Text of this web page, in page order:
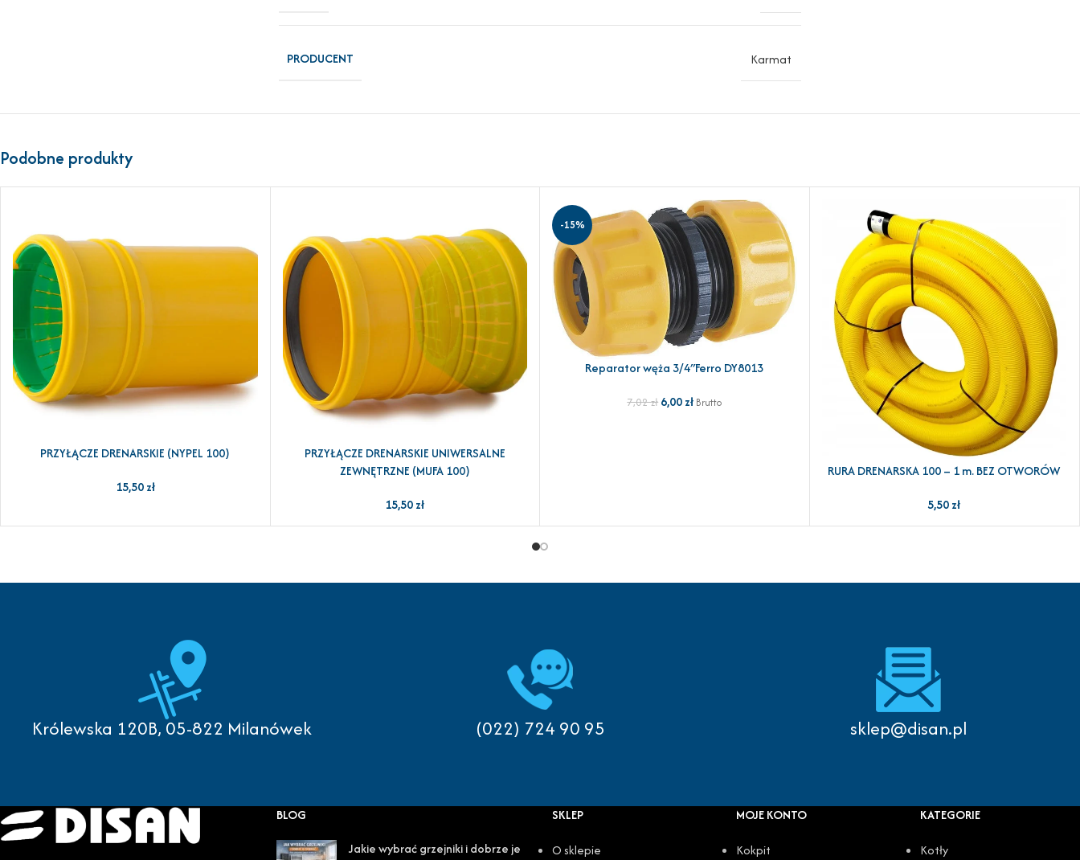
PRODUCENT Karmat
Podobne produkty
DODAJ DO KOSZYKA
PRZYŁĄCZE DRENARSKIE (NYPEL 100)
15,50zł
DODAJ DO KOSZYKA
PRZYŁĄCZE DRENARSKIE UNIWERSALNE
ZEWNĘTRZNE (MUFA 100)
15,50zł
-15%
DODAJ DO KOSZYKA
Reparator węża 3/4″Ferro DY8013
7,02zł 6,00zł Brutto
DODAJ DO KOSZYKA
RURA DRENARSKA 100 – 1 m. BEZ OTWORÓW
5,50zł
Królewska 120B, 05-822 Milanówek (022) 724 90 95 sklep@disan.pl
BLOG
Jakie wybrać grzejniki i dobrze je
SKLEP
O sklepie
MOJE KONTO
Kokpit
KATEGORIE
Kotły